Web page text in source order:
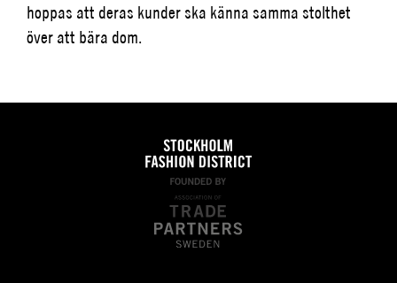
hoppas att deras kunder ska känna samma stolthet
över att bära dom.